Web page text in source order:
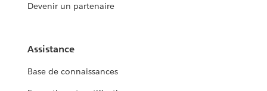
Devenir un partenaire
Assistance
Base de connaissances